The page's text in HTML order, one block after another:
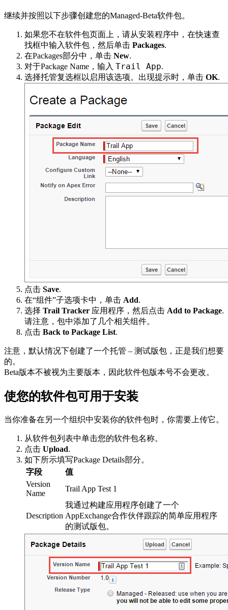
继续并按照以下步骤创建您的Managed-Beta软件包。
如果您不在软件包页面上，请从安装程序中，在快速查
找框中输入软件包，然后单击 Packages.
在Packages部分中，单击 New.
对于Package Name，输入 Trail App.
选择托管复选框以启用该选项。出现提示时，单击 OK.
点击 Save.
在“组件”子选项卡中，单击 Add.
选择 Trail Tracker 应用程序，然后点击 Add to Package.
请注意，包中添加了几个相关组件。
点击 Back to Package List.
注意，默认情况下创建了一个托管 – 测试版包，正是我们想要
的。
Beta版本不被视为主要版本，因此软件包版本号不会更改。
使您的软件包可用于安装
当你准备在另一个组织中安装你的软件包时，你需要上传它。
从软件包列表中单击您的软件包名称。
点击 Upload.
如下所示填写Package Details部分。
字段
值
Version
Name
Trail App Test 1
Description
我通过构建应用程序创建了一个
AppExchange合作伙伴跟踪的简单应用程序
的测试版包。